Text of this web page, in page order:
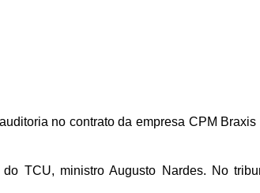
no contrato da empresa CPM
TCU, ministro Augusto Nardes. No